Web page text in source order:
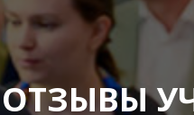
ОТЗЫВЫ